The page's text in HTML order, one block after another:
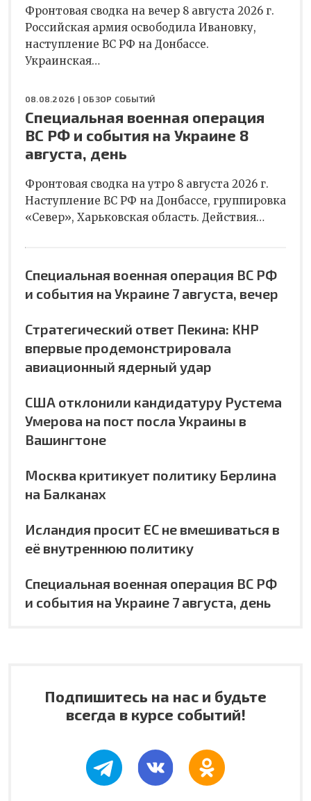
Фронтовая сводка на вечер 8 августа 2026 г.
Российская армия освободила Ивановку,
наступление ВС РФ на Донбассе.
Украинская…
08.08.2026 | ОБЗОР СОБЫТИЙ
Специальная военная операция
ВС РФ и события на Украине 8
августа, день
Фронтовая сводка на утро 8 августа 2026 г.
Наступление ВС РФ на Донбассе, группировка
«Север», Харьковская область. Действия…
Специальная военная операция ВС РФ
и события на Украине 7 августа, вечер
Стратегический ответ Пекина: КНР
впервые продемонстрировала
авиационный ядерный удар
США отклонили кандидатуру Рустема
Умерова на пост посла Украины в
Вашингтоне
Москва критикует политику Берлина
на Балканах
Исландия просит ЕС не вмешиваться в
её внутреннюю политику
Специальная военная операция ВС РФ
и события на Украине 7 августа, день
Подпишитесь на нас и будьте
всегда в курсе событий!